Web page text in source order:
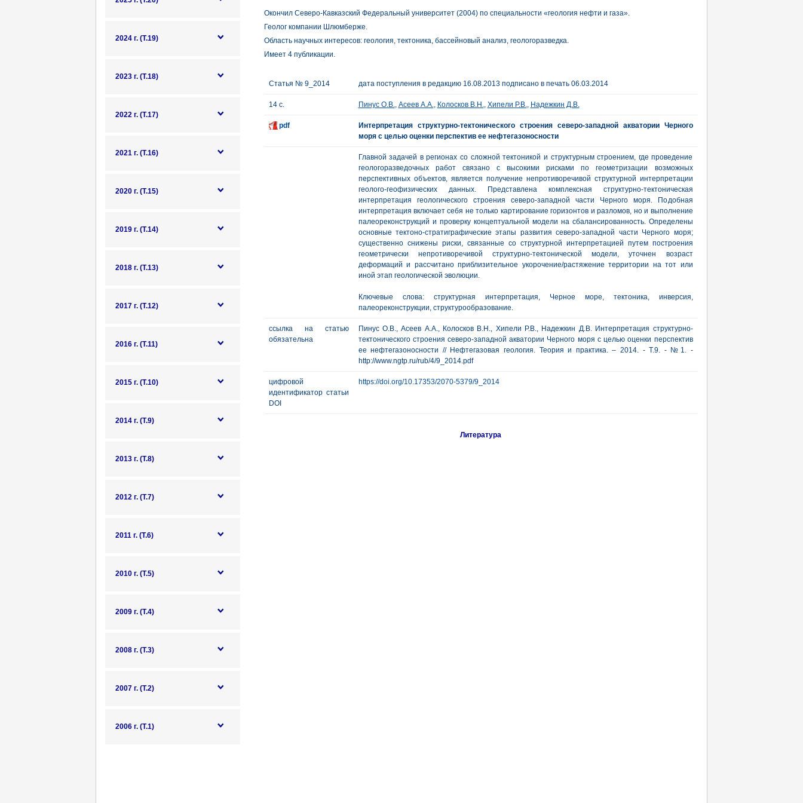
2024 г. (Т.19)
2023 г. (Т.18)
2022 г. (Т.17)
2021 г. (Т.16)
2020 г. (Т.15)
2019 г. (Т.14)
2018 г. (Т.13)
2017 г. (Т.12)
2016 г. (Т.11)
2015 г. (Т.10)
2014 г. (Т.9)
2013 г. (Т.8)
2012 г. (Т.7)
2011 г. (Т.6)
2010 г. (Т.5)
2009 г. (Т.4)
2008 г. (Т.3)
2007 г. (Т.2)
2006 г. (Т.1)
Окончил Северо-Кавказский Федеральный университет (2004) по специальности «геология нефти и газа».
Геолог компании Шлюмберже.
Область научных интересов: геология, тектоника, бассейновый анализ, геологоразведка.
Имеет 4 публикации.
Статья № 9_2014 дата поступления в редакцию 16.08.2013 подписано в печать 06.03.2014
14 с. Пинус О.В., Асеев А.А., Колосков В.Н., Хипели Р.В., Надежкин Д.В.
pdf
Интерпретация структурно-тектонического строения северо-западной акватории Черного
моря с целью оценки перспектив ее нефтегазоносности
Главной задачей в регионах со сложной тектоникой и структурным строением, где проведение
геологоразведочных работ связано с высокими рисками по геометризации возможных
перспективных объектов, является получение непротиворечивой структурной интерпретации
геолого-геофизических данных. Представлена комплексная структурно-тектоническая
интерпретация геологического строения северо-западной части Черного моря. Подобная
интерпретация включает себя не только картирование горизонтов и разломов, но и выполнение
палеореконструкций и проверку концептуальной модели на сбалансированность. Определены
основные тектоно-стратиграфические этапы развития северо-западной части Черного моря;
существенно снижены риски, связанные со структурной интерпретацией путем построения
геометрически непротиворечивой структурно-тектонической модели, уточнен возраст
деформаций и рассчитано приблизительное укорочение/растяжение территории на тот или
иной этап геологической эволюции.
Ключевые слова: структурная интерпретация, Черное море, тектоника, инверсия,
палеореконструкции, структурообразование.
ссылка на статью
обязательна
Пинус О.В., Асеев А.А., Колосков В.Н., Хипели Р.В., Надежкин Д.В. Интерпретация структурно-
тектонического строения северо-западной акватории Черного моря с целью оценки перспектив
ее нефтегазоносности // Нефтегазовая геология. Теория и практика. – 2014. - Т.9. - №1. -
http://www.ngtp.ru/rub/4/9_2014.pdf
цифровой
идентификатор статьи
DOI
https://doi.org/10.17353/2070-5379/9_2014
Литература